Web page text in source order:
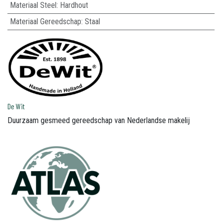
Materiaal Steel: Hardhout
Materiaal Gereedschap: Staal
De Wit
Duurzaam gesmeed gereedschap van Nederlandse makelij